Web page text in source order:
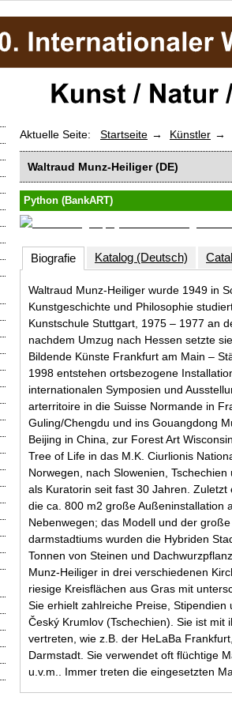
Aktuelle Seite: Startseite Künstler
Waltraud Munz-Heiliger (DE)
Python (BankART)
Biografie Katalog (Deutsch)
Waltraud Munz-Heiliger wurde 1949 in
Kunstgeschichte und Philosophie
Kunstschule Stuttgart, 1975 – 1977 an
nachdem Umzug nach Hessen setzte
Bildende Künste Frankfurt am Main –
1998 entstehen ortsbezogene
internationalen Symposien und
arterritoire in die Suisse Normande in
Guling/Chengdu und ins Gouangdong
Beijing in China, zur Forest Art
Tree of Life in das M.K. Ciurlionis
Norwegen, nach Slowenien,
als Kuratorin seit fast 30 Jahren.
die ca. 800 m2 große Außeninstallation
Nebenwegen; das Modell und der
darmstadtiums wurden die Hybriden
Tonnen von Steinen und
Munz-Heiliger in drei verschiedenen
riesige Kreisflächen aus Gras mit
Sie erhielt zahlreiche Preise,
Český Krumlov (Tschechien). Sie ist
vertreten, wie z.B. der HeLaBa
Darmstadt. Sie verwendet oft flüchtige
u.v.m.. Immer treten die eingesetzten